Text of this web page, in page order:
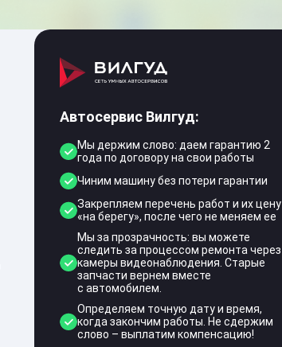
Автосервис Вилгуд:
Мы держим слово: даем гарантию 2
года по договору на свои работы
Чиним машину без потери гарантии
Закрепляем перечень работ и их цену
«на берегу», после чего не меняем ее
Мы за прозрачность: вы можете
следить за процессом ремонта через
камеры видеонаблюдения. Старые
запчасти вернем вместе
с автомобилем.
Определяем точную дату и время,
когда закончим работы. Не сдержим
слово – выплатим компенсацию!